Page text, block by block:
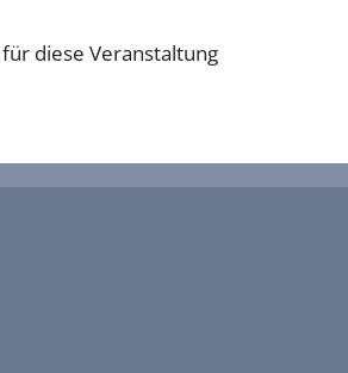
diese Veranstaltung